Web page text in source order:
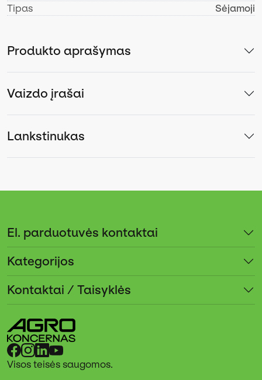
Tipas
Sėjamoji
Produkto aprašymas
Vaizdo įrašai
Lankstinukas
El. parduotuvės kontaktai
Kategorijos
Kontaktai / Taisyklės
Visos teisės saugomos.